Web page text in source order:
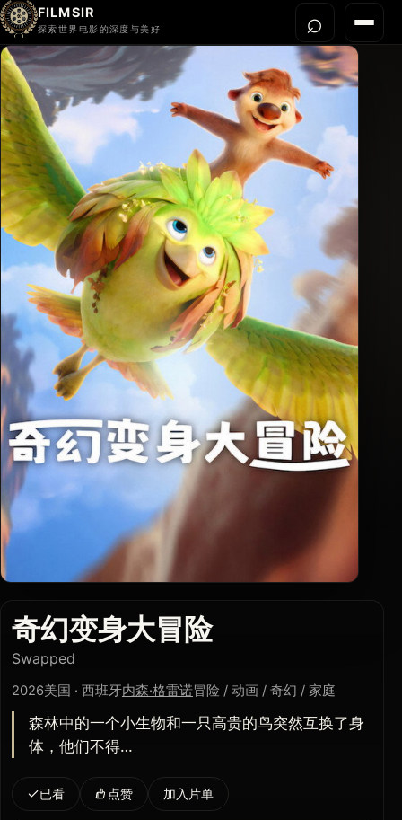
FILMSIR
探索世界电影的深度与美好 菜单
首页
今晚看什么
世界电影节
导演宇宙
影片库
影评与解读
关于我们
⌕打开
奇幻变身大冒险
Swapped
2026美国 · 西班牙内森·格雷诺冒险 / 动画 / 奇幻 / 家庭
森林中的一个小生物和一只高贵的鸟突然互换了身
体，他们不得…
已看 点赞 加入片单